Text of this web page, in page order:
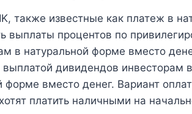
также известные как платеж в
выплаты процентов по
в натуральной форме вместо
дивидендов инвесторам
форме вместо денег. Вариант
платить наличными на